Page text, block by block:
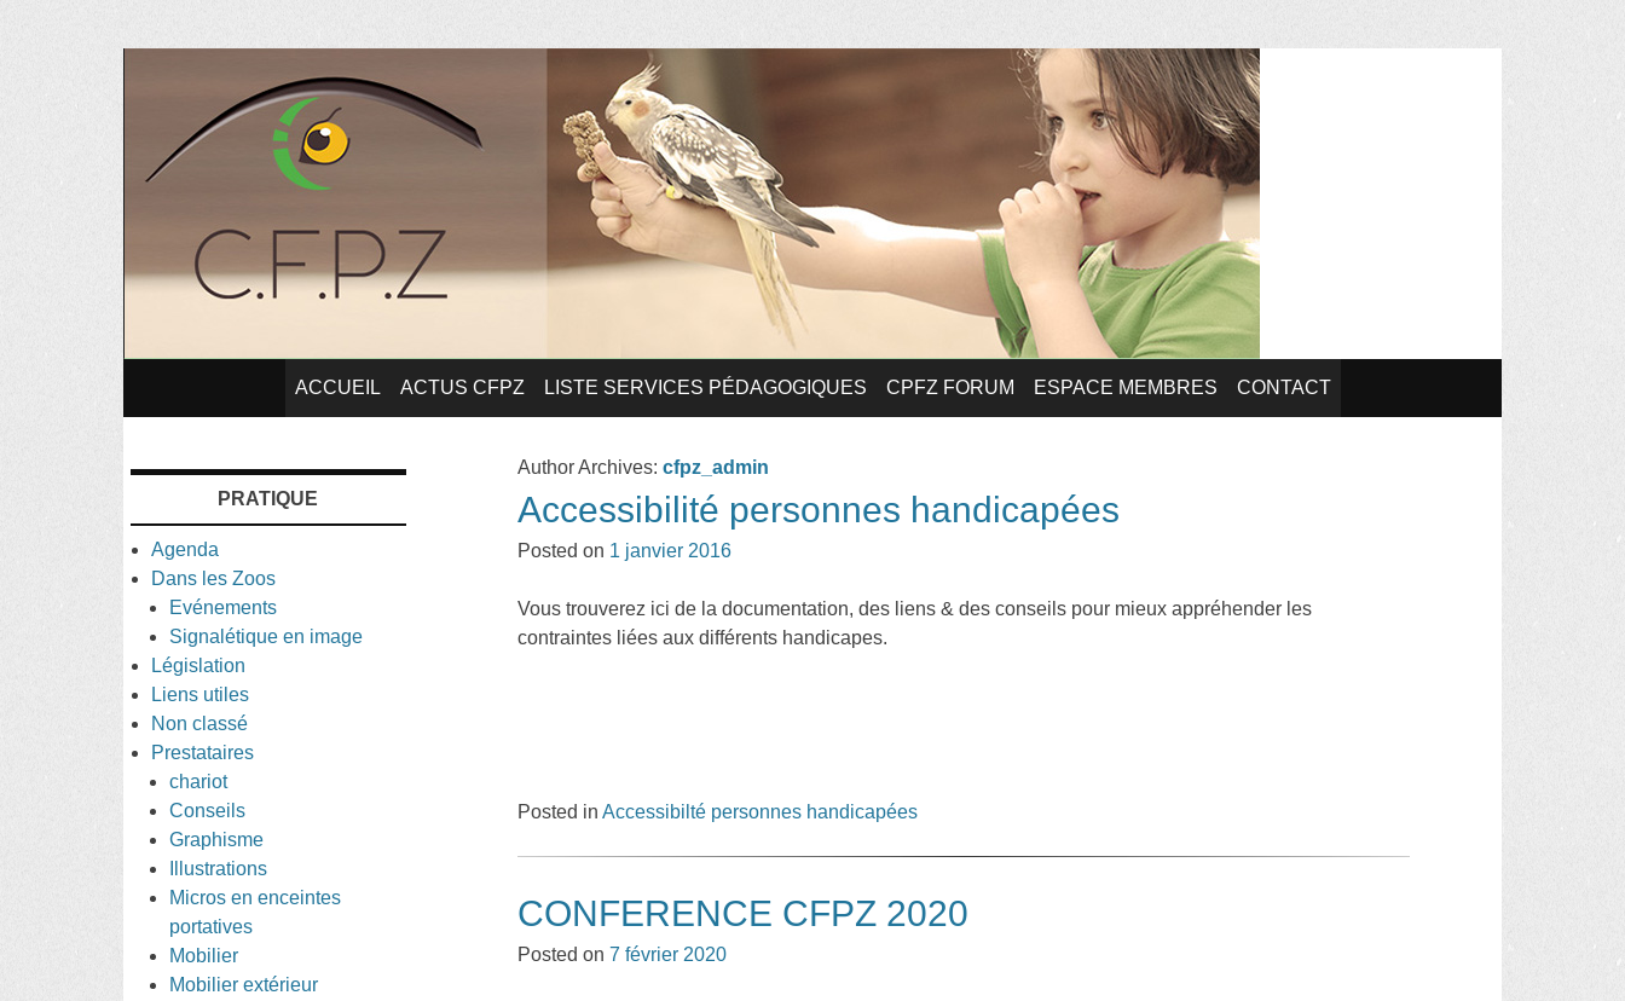
CFPZ
CONTENT
ACCUEIL ACTUS CFPZ LISTE SERVICES PÉDAGOGIQUES CPFZ FORUM ESPACE MEMBRES CONTACT
Author Archives:cfpz_admin
Accessibilité personnes handicapées
Posted on 1 janvier 2016
Vous trouverez ici de la documentation, des liens & des conseils pour mieux appréhender les
contraintes liées aux différents handicapes.
Posted inAccessibilté personnes handicapées
CONFERENCE CFPZ 2020
Posted on7 février 2020
PRATIQUE
Agenda
Dans les Zoos
Evénements
Signalétique en image
Législation
Liens utiles
Non classé
Prestataires
chariot
Conseils
Graphisme
Illustrations
Micros en enceintes
portatives
Mobilier
Mobilier extérieur